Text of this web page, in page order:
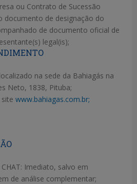
ou Contrato de Sucessão
documento de designação do
de documento oficial de
legal(is);
na sede da Bahiagás na
Neto, 1838, Pituba;
www.bahiagas.com.br;
CHAT: Imediato, salvo em
de análise complementar;